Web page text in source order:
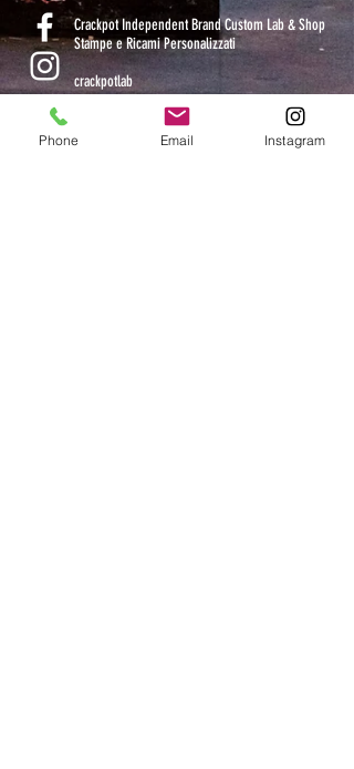
Crackpot Independent Brand Custom Lab & Shop
Stampe e Ricami Personalizzati
crackpotlab
Phone Email Instagram